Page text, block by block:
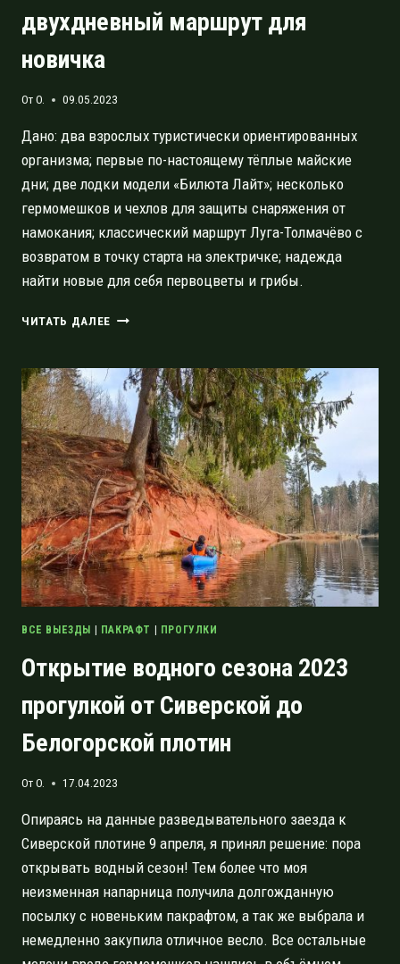
двухдневный маршрут для
новичка
ОтO. 09.05.2023
Дано: два взрослых туристически ориентированных
организма; первые по-настоящему тёплые майские
дни; две лодки модели «Билюта Лайт»; несколько
гермомешков и чехлов для защиты снаряжения от
намокания; классический маршрут Луга-Толмачёво с
возвратом в точку старта на электричке; надежда
найти новые для себя первоцветы и грибы.
ЧИТАТЬ ДАЛЕЕ КЛАССИЧЕСКИЙ
ТОЛМАЧЁВО:
СПОКОЙНЫЙ
ДВУХДНЕВНЫЙ
МАРШРУТ
ДЛЯ
НОВИЧКА
ВСЕ ВЫЕЗДЫ ПАКРАФТ ПРОГУЛКИ
Открытие водного сезона 2023
прогулкой от Сиверской до
Белогорской плотин
ОтO. 17.04.2023
Опираясь на данные разведывательного заезда к
Сиверской плотине 9 апреля, я принял решение: пора
открывать водный сезон! Тем более что моя
неизменная напарница получила долгожданную
посылку с новеньким пакрафтом, а так же выбрала и
немедленно закупила отличное весло. Все остальные